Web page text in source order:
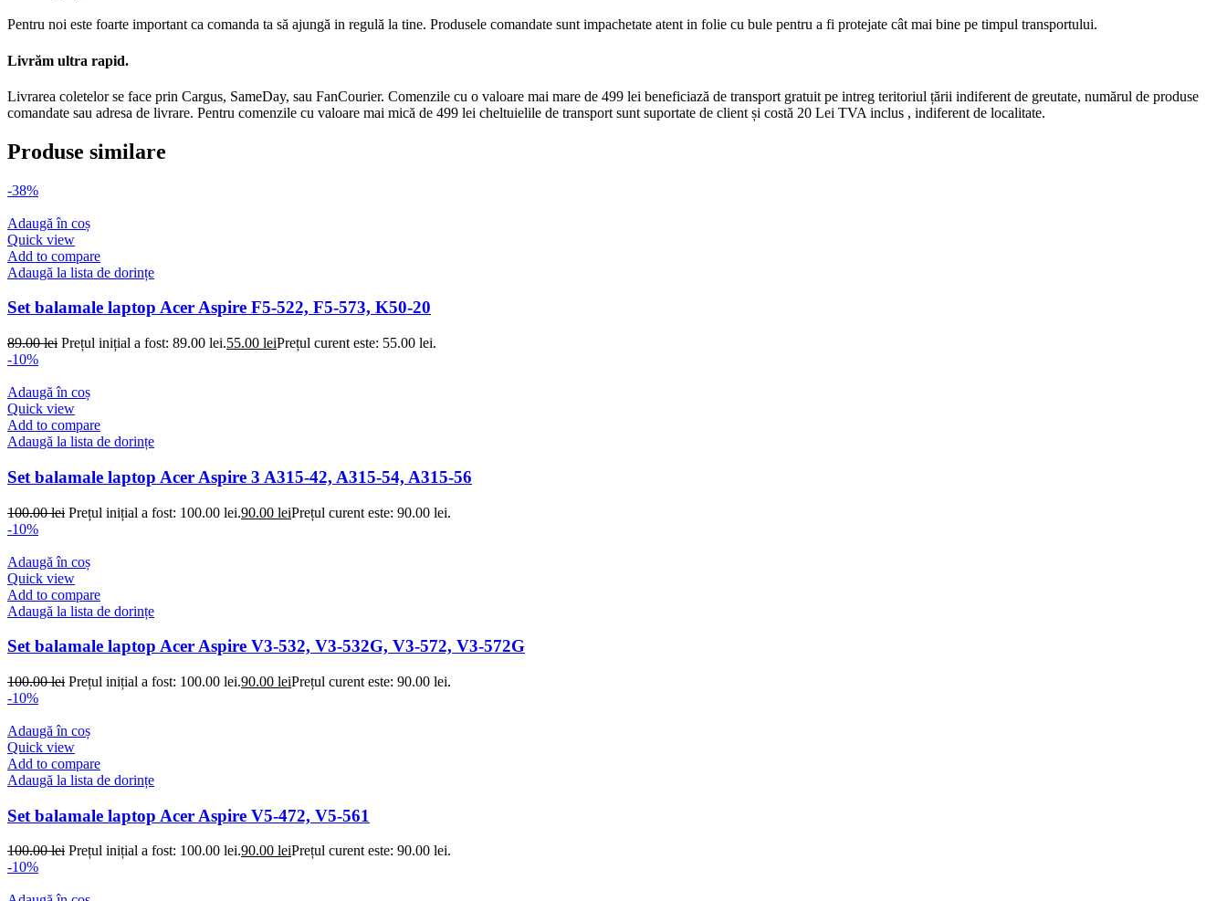
Pentru noi este foarte important ca comanda ta să ajungă in regulă la tine. Produsele comandate sunt impachetate atent in folie cu bule pentru a fi protejate cât mai bine pe timpul transportului.
Livrăm ultra rapid.
Livrarea coletelor se face prin Cargus, SameDay, sau FanCourier. Comenzile cu o valoare mai mare de 499 lei beneficiază de transport gratuit pe intreg teritoriul țării indiferent de greutate, numărul de produse
comandate sau adresa de livrare. Pentru comenzile cu valoare mai mică de 499 lei cheltuielile de transport sunt suportate de client și costă 20 Lei TVA inclus , indiferent de localitate.
Produse similare
-38%
Adaugă în coș
Quick view
Add to compare
Adaugă la lista de dorințe
Set balamale laptop Acer Aspire F5-522, F5-573, K50-20
89.00lei Prețul inițial a fost: 89.00 lei.55.00 leiPrețul curent este: 55.00 lei.
-10%
Adaugă în coș
Quick view
Add to compare
Adaugă la lista de dorințe
Set balamale laptop Acer Aspire 3 A315-42, A315-54, A315-56
100.00lei Prețul inițial a fost: 100.00 lei.90.00 leiPrețul curent este: 90.00 lei.
-10%
Adaugă în coș
Quick view
Add to compare
Adaugă la lista de dorințe
Set balamale laptop Acer Aspire V3-532, V3-532G, V3-572, V3-572G
100.00lei Prețul inițial a fost: 100.00 lei.90.00 leiPrețul curent este: 90.00 lei.
-10%
Adaugă în coș
Quick view
Add to compare
Adaugă la lista de dorințe
Set balamale laptop Acer Aspire V5-472, V5-561
100.00lei Prețul inițial a fost: 100.00 lei.90.00 leiPrețul curent este: 90.00 lei.
-10%